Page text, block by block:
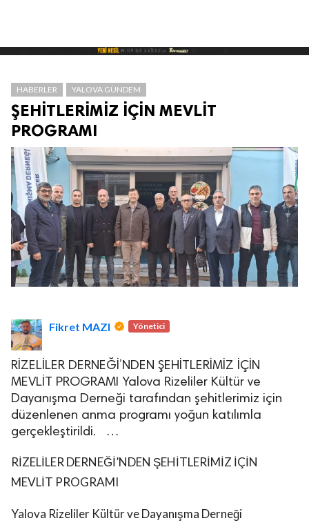
Asayiş
Saklıdır.
HABERLER YALOVA GÜNDEM
ŞEHİTLERİMİZ İÇİN MEVLİT
PROGRAMI
Fikret MAZI Yönetici
RİZELİLER DERNEĞİ’NDEN ŞEHİTLERİMİZ İÇİN
MEVLİT PROGRAMI Yalova Rizeliler Kültür ve
Dayanışma Derneği tarafından şehitlerimiz için
düzenlenen anma programı yoğun katılımla
gerçekleştirildi. …
RİZELİLER DERNEĞİ’NDEN ŞEHİTLERİMİZ İÇİN
MEVLİT PROGRAMI
Yalova Rizeliler Kültür ve Dayanışma Derneği